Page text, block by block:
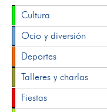
Cultura
Ocio y diversión
Deportes
Talleres y charlas
Fiestas